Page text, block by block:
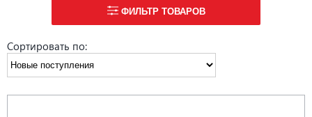
Сортировать по:
ФИЛЬТР ТОВАРОВ